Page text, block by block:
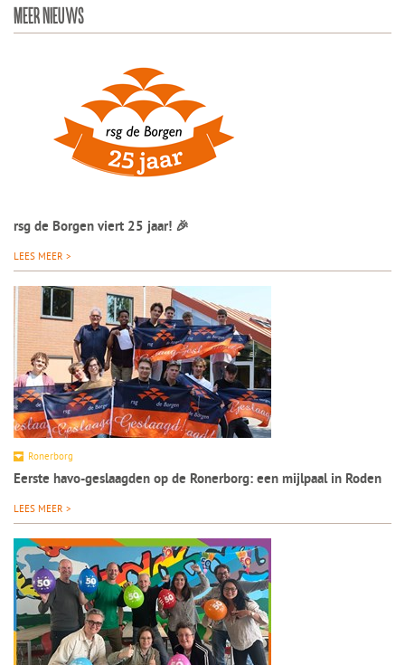
MEER NIEUWS
rsg de Borgen viert 25 jaar! 🎉
LEES MEER >
Ronerborg
Eerste havo-geslaagden op de Ronerborg: een mijlpaal in Roden
LEES MEER >